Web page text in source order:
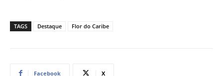
TAGS Destaque Flor do Caribe
Facebook X